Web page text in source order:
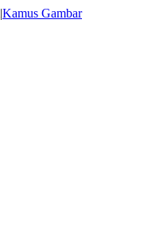
|Kamus Gambar